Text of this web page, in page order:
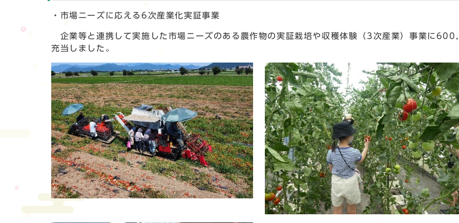
・市場ニーズに応える6次産業化実証事業
企業等と連携して実施した市場ニーズのある農作物の実証栽培や収穫体験（3次産業）事業に
充当しました。